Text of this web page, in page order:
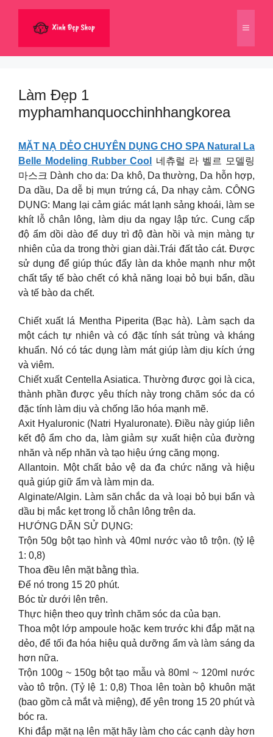
dung
Menu
Làm Đẹp 1
myphamhanquocchinhhangkorea
MẶT NẠ DẺO CHUYÊN DỤNG CHO SPA Natural La
Belle Modeling Rubber Cool
네츄럴 라 벨르 모델링
마스크 Dành cho da: Da khô, Da thường, Da hỗn hợp,
Da dầu, Da dễ bị mụn trứng cá, Da nhạy cảm. CÔNG
DỤNG: Mang lại cảm giác mát lạnh sảng khoái, làm se
khít lỗ chân lông, làm dịu da ngay lập tức. Cung cấp
độ ẩm dồi dào để duy trì độ đàn hồi và mịn màng tự
nhiên của da trong thời gian dài.Trái đất tảo cát. Được
sử dụng để giúp thúc đẩy làn da khỏe mạnh như một
chất tẩy tế bào chết có khả năng loại bỏ bụi bẩn, dầu
và tế bào da chết.
Chiết xuất lá Mentha Piperita (Bạc hà). Làm sạch da
một cách tự nhiên và có đặc tính sát trùng và kháng
khuẩn. Nó có tác dụng làm mát giúp làm dịu kích ứng
và viêm.
Chiết xuất Centella Asiatica. Thường được gọi là cica,
thành phần được yêu thích này trong chăm sóc da có
đặc tính làm dịu và chống lão hóa mạnh mẽ.
Axit Hyaluronic (Natri Hyaluronate). Điều này giúp liên
kết độ ẩm cho da, làm giảm sự xuất hiện của đường
nhăn và nếp nhăn và tạo hiệu ứng căng mọng.
Allantoin. Một chất bảo vệ da đa chức năng và hiệu
quả giúp giữ ẩm và làm mịn da.
Alginate/Algin. Làm săn chắc da và loại bỏ bụi bẩn và
dầu bị mắc kẹt trong lỗ chân lông trên da.
HƯỚNG DÃN SỬ DỤNG:
Trộn 50g bột tạo hình và 40ml nước vào tô trộn. (tỷ lệ
1: 0,8)
Thoa đều lên mặt bằng thìa.
Để nó trong 15 20 phút.
Bóc từ dưới lên trên.
Thực hiện theo quy trình chăm sóc da của bạn.
Thoa một lớp ampoule hoặc kem trước khi đắp mặt nạ
dẻo, để tối đa hóa hiệu quả dưỡng ẩm và làm sáng da
hơn nữa.
Trộn 100g ~ 150g bột tạo mẫu và 80ml ~ 120ml nước
vào tô trộn. (Tỷ lệ 1: 0,8) Thoa lên toàn bộ khuôn mặt
(bao gồm cả mắt và miệng), để yên trong 15 20 phút và
bóc ra.
Khi đắp mặt nạ lên mặt hãy làm cho các cạnh dày hơn